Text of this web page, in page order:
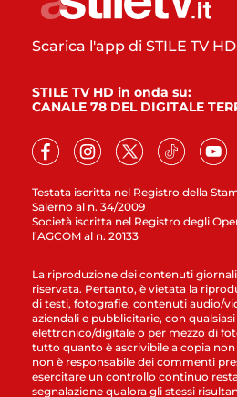
Testata iscritta nel Registro della
Salerno al n. 34/2009
Società iscritta nel Registro degli
l’AGCOM al n. 20133
Scarica l'app di STILE TV HD
STILE TV HD in onda su:
CANALE 78 DEL DIGITALE
La riproduzione dei contenuti
riservata. Pertanto, è vietata la
di testi, fotografie, contenuti audio/
aziendali e pubblicitarie, con
elettronico/digitale o per mezzo di
tutto quanto è ascrivibile a copia
non è responsabile dei commenti
esercitare un controllo continuo
segnalazione qualora gli stessi